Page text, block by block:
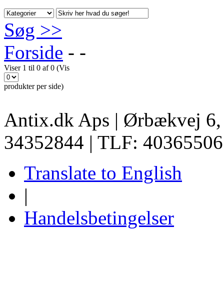
Søg >>
Forside - -
Viser 1 til 0 af 0 (Vis
produkter per side)
Antix.dk Aps | Ørbækvej
34352844 | TLF:
Translate to English
|
Handelsbetingelser